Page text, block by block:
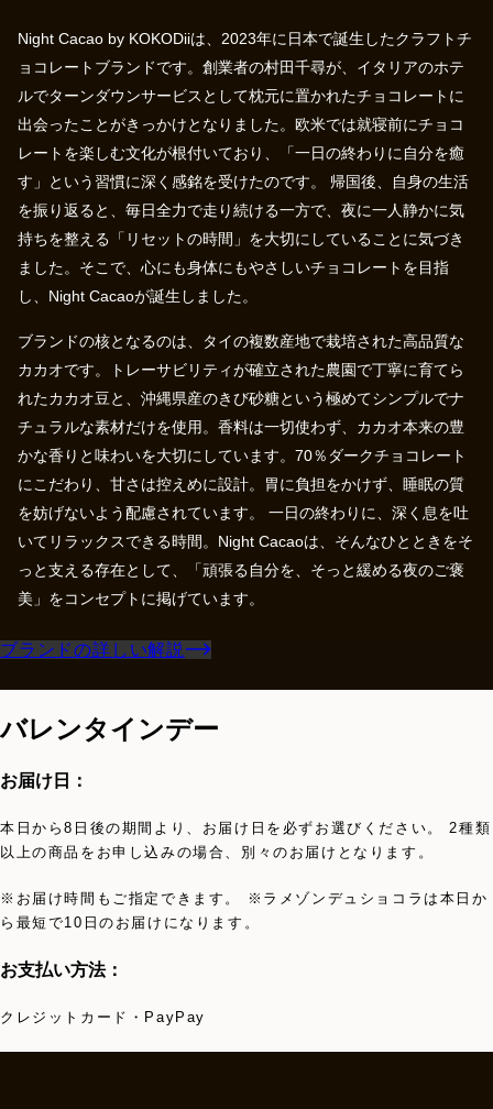
Night Cacao by KOKODiiは、2023年に日本で誕生したクラフトチ
ョコレートブランドです。創業者の村田千尋が、イタリアのホテ
ルでターンダウンサービスとして枕元に置かれたチョコレートに
出会ったことがきっかけとなりました。欧米では就寝前にチョコ
レートを楽しむ文化が根付いており、「一日の終わりに自分を癒
す」という習慣に深く感銘を受けたのです。 帰国後、自身の生活
を振り返ると、毎日全力で走り続ける一方で、夜に一人静かに気
持ちを整える「リセットの時間」を大切にしていることに気づき
ました。そこで、心にも身体にもやさしいチョコレートを目指
し、Night Cacaoが誕生しました。
ブランドの核となるのは、タイの複数産地で栽培された高品質な
カカオです。トレーサビリティが確立された農園で丁寧に育てら
れたカカオ豆と、沖縄県産のきび砂糖という極めてシンプルでナ
チュラルな素材だけを使用。香料は一切使わず、カカオ本来の豊
かな香りと味わいを大切にしています。70％ダークチョコレート
にこだわり、甘さは控えめに設計。胃に負担をかけず、睡眠の質
を妨げないよう配慮されています。 一日の終わりに、深く息を吐
いてリラックスできる時間。Night Cacaoは、そんなひとときをそ
っと支える存在として、「頑張る自分を、そっと緩める夜のご褒
美」をコンセプトに掲げています。
ブランドの詳しい解説
バレンタインデー
お届け日：
本日から8日後の期間より、お届け日を必ずお選びください。 2種類
以上の商品をお申し込みの場合、別々のお届けとなります。
※お届け時間もご指定できます。 ※ラメゾンデュショコラは本日か
ら最短で10日のお届けになります。
お支払い方法：
クレジットカード・PayPay